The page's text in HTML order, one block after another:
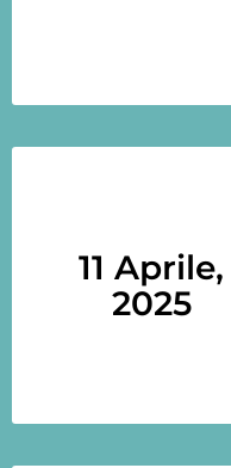
11 Aprile,
2025